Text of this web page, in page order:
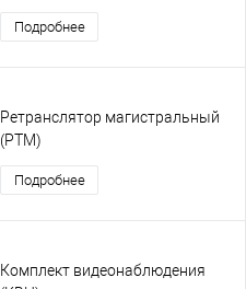
Подробнее
Ретранслятор магистральный
(РТМ)
Подробнее
Комплект видеонаблюдения